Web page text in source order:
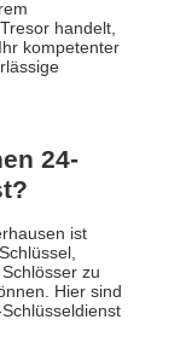
handelt,
kompetenter
24-
ist
zu
Hier sind